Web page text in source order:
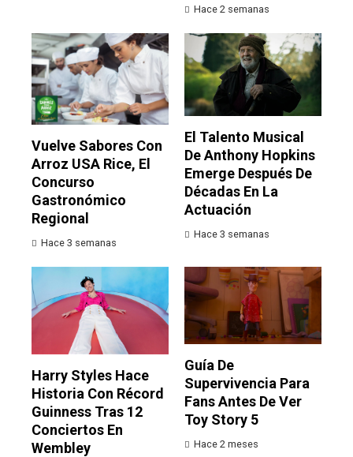
Hace 2 semanas
Vuelve Sabores Con
Arroz USA Rice, El
Concurso
Gastronómico
Regional
Hace 3 semanas
El Talento Musical
De Anthony Hopkins
Emerge Después De
Décadas En La
Actuación
Hace 3 semanas
Harry Styles Hace
Historia Con Récord
Guinness Tras 12
Conciertos En
Wembley
Guía De
Supervivencia Para
Fans Antes De Ver
Toy Story 5
Hace 2 meses